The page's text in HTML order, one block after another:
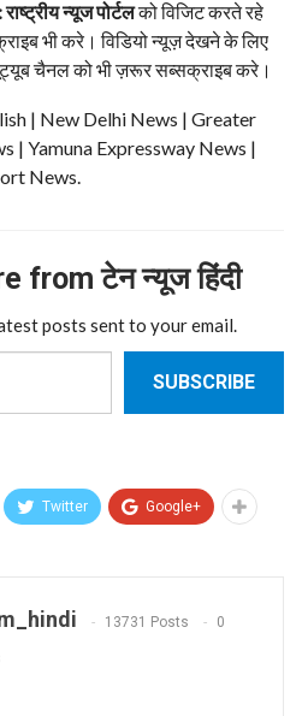
: राष्ट्रीय न्यूज पोर्टलको विजिट करते रहे
भी करे। विडियो न्यूज़ देखने के लिए
चैनल को भी ज़रूर सब्सक्राइब करे।
| New Delhi News | Greater
| Yamuna Expressway News |
News.
from टेन न्यूज हिंदी
posts sent to your email.
SUBSCRIBE
Twitter Google+
13731 Posts 0